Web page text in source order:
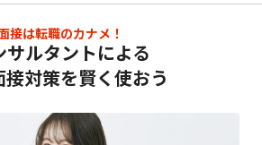
接は転職のカナメ！
サルタントによる
接対策を賢く使おう